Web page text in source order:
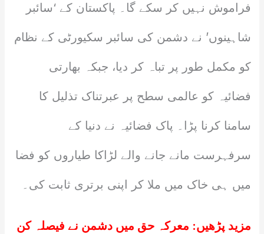
فراموش نہیں کر سکے گا۔ پاکستان کے ‘سائبر
شاہینوں’ نے دشمن کی سائبر سکیورٹی کے نظام
کو مکمل طور پر تباہ کر دیا، جبکہ بھارتی
فضائیہ کو عالمی سطح پر عبرتناک تذلیل کا
سامنا کرنا پڑا۔ پاک فضائیہ نے دنیا کے
سرفہرست مانے جانے والے لڑاکا طیاروں کو فضا
میں ہی خاک میں ملا کر اپنی برتری ثابت کی۔
مزید پڑھیں: معرکہ حق میں دشمن نے فیصلہ کن